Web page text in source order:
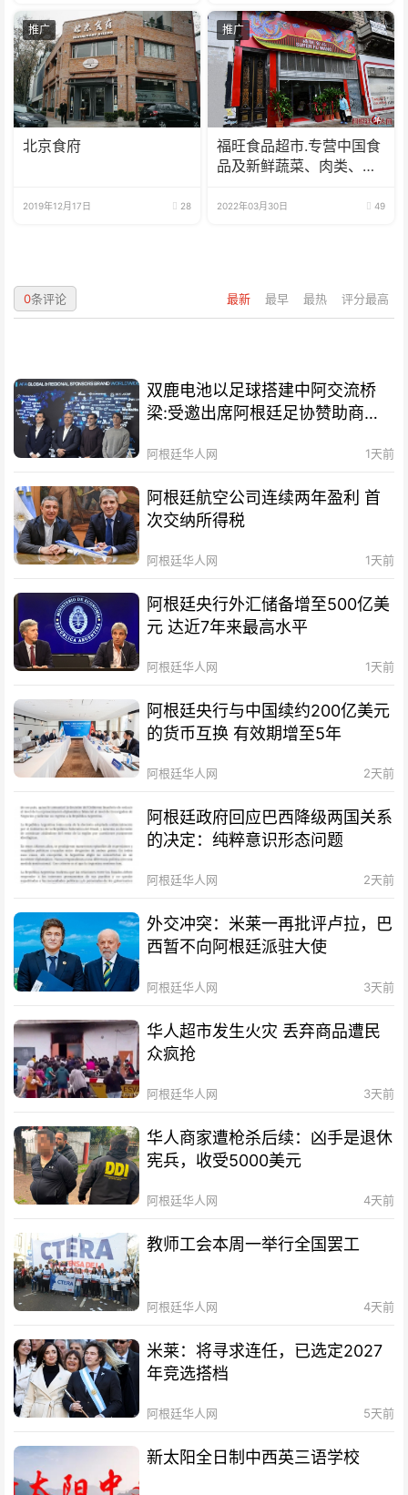
推广
北京食府
2019年12月17日 28
推广
福旺食品超市.专营中国食
品及新鲜蔬菜、肉类、
2022年03月30日 49
最新 最早 最热 评分最高
0条评论
双鹿电池以足球搭建中阿交流桥
梁:受邀出席阿根廷足协赞助商招
阿根廷华人网 1天前
阿根廷航空公司连续两年盈利 首
次交纳所得税
阿根廷华人网 1天前
阿根廷央行外汇储备增至500亿美
元 达近7年来最高水平
阿根廷华人网 1天前
阿根廷央行与中国续约200亿美元
的货币互换 有效期增至5年
阿根廷华人网 2天前
阿根廷政府回应巴西降级两国关系
的决定：纯粹意识形态问题
阿根廷华人网 2天前
外交冲突：米莱一再批评卢拉，巴
西暂不向阿根廷派驻大使
阿根廷华人网 3天前
华人超市发生火灾 丢弃商品遭民
众疯抢
阿根廷华人网 3天前
华人商家遭枪杀后续：凶手是退休
宪兵，收受5000美元
阿根廷华人网 4天前
教师工会本周一举行全国罢工
阿根廷华人网 4天前
米莱：将寻求连任，已选定2027
年竞选搭档
阿根廷华人网 5天前
新太阳全日制中西英三语学校